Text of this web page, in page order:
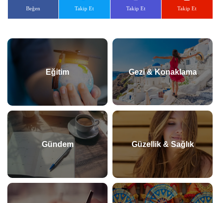
Beğen Takip Et Takip Et Takip Et
Eğitim Gezi & Konaklama
Gündem Güzellik & Sağlık